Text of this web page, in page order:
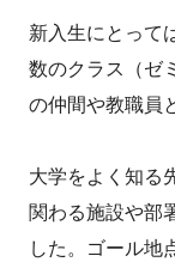
新入生にとって
数のクラス（ゼ
の仲間や教職員
大学をよく知る
関わる施設や部
した。ゴール地